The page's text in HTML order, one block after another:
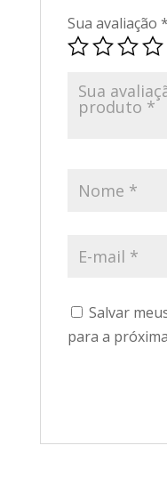
Sua avaliação *
Salvar
para a